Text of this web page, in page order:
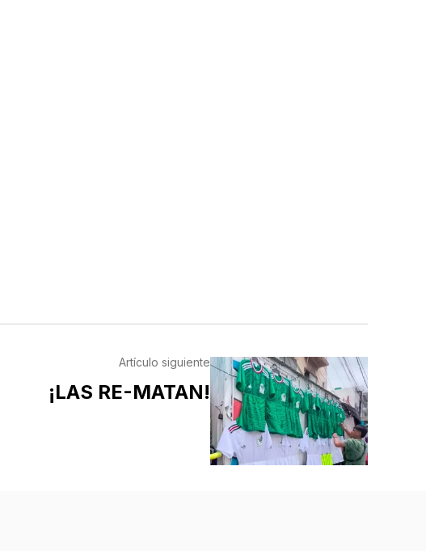
Artículo siguiente
¡LAS RE-MATAN!